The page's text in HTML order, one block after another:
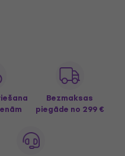
Bezmaksas
piegāde no 299 €